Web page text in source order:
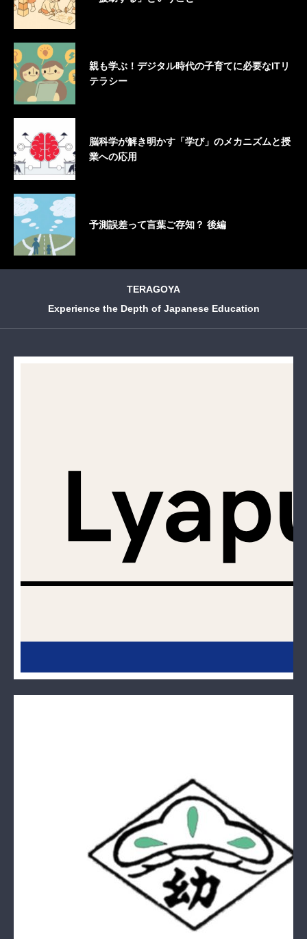
親も学ぶ！デジタル時代の子育てに必要なITリ
テラシー
脳科学が解き明かす「学び」のメカニズムと授
業への応用
予測誤差って言葉ご存知？ 後編
TERAGOYA
Experience the Depth of Japanese Education